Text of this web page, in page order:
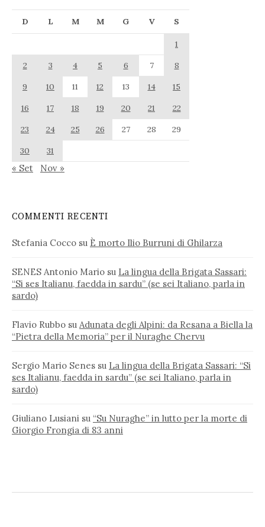
D L M M G V S
1
2
3 4 5 6 7
8
9
10 11 12 13 14
15
16
17 18 19 20 21
22
23
24 25 26 27 28
29
30
31
« Set Nov »
COMMENTI RECENTI
Stefania Cocco su È morto Ilio Burruni di Ghilarza
SENES Antonio Mario su La lingua della Brigata Sassari:
“Si ses Italianu, faedda in sardu” (se sei Italiano, parla in
sardo)
Flavio Rubbo su Adunata degli Alpini: da Resana a Biella la
“Pietra della Memoria” per il Nuraghe Chervu
Sergio Mario Senes su La lingua della Brigata Sassari: “Si
ses Italianu, faedda in sardu” (se sei Italiano, parla in
sardo)
Giuliano Lusiani su “Su Nuraghe” in lutto per la morte di
Giorgio Frongia di 83 anni